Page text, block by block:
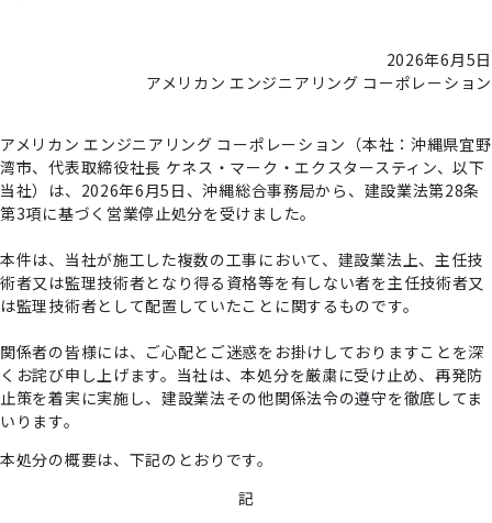
2026年6月5日
アメリカン エンジニアリング コーポレーション
アメリカン エンジニアリング コーポレーション（本社：沖縄県宜野
湾市、代表取締役社長 ケネス・マーク・エクスタースティン、以下
当社）は、2026年6月5日、沖縄総合事務局から、建設業法第28条
第3項に基づく営業停止処分を受けました。
本件は、当社が施工した複数の工事において、建設業法上、主任技
術者又は監理技術者となり得る資格等を有しない者を主任技術者又
は監理技術者として配置していたことに関するものです。
関係者の皆様には、ご心配とご迷惑をお掛けしておりますことを深
くお詫び申し上げます。当社は、本処分を厳粛に受け止め、再発防
止策を着実に実施し、建設業法その他関係法令の遵守を徹底してま
いります。
本処分の概要は、下記のとおりです。
記